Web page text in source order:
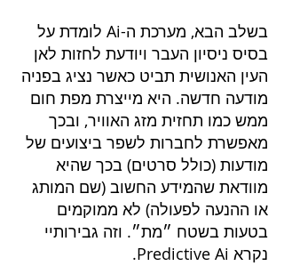
בשלב הבא, מערכת ה-Ai לומדת על
בסיס ניסיון העבר ויודעת לחזות לאן
העין האנושית תביט כאשר נציג בפניה
מודעה חדשה. היא מייצרת מפת חום
ממש כמו תחזית מזג האוויר, ובכך
מאפשרת לחברות לשפר ביצועים של
מודעות (כולל סרטים) בכך שהיא
מוודאת שהמידע החשוב (שם המותג
או ההנעה לפעולה) לא ממוקמים
בטעות בשטח ״מת״. וזה גבירותיי
נקרא Predictive Ai.